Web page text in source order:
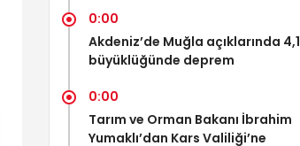
0:00
Akdeniz’de Muğla açıklarında 4,1
büyüklüğünde deprem
0:00
Tarım ve Orman Bakanı İbrahim
Yumaklı’dan Kars Valiliği’ne